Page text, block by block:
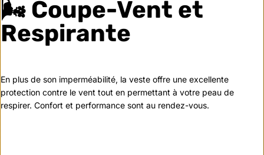
🌬️ Coupe-Vent et
Respirante
En plus de son imperméabilité, la veste offre une excellente
protection contre le vent tout en permettant à votre peau de
respirer. Confort et performance sont au rendez-vous.